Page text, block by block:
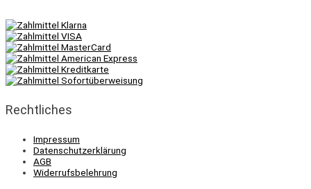
Rechtliches
Impressum
Datenschutzerklärung
AGB
Widerrufsbelehrung